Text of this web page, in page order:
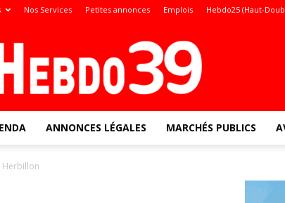
Nos Services Petites annonces Emplois Hebdo25 (Haut-
ANNONCES LÉGALES MARCHÉS PUBLICS
Herbillon